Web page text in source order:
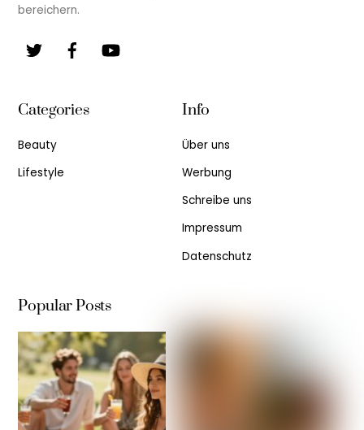
bereichern.
Twitter
Categories
Beauty
Lifestyle
Info
Über uns
Werbung
Schreibe uns
Impressum
Datenschutz
Popular Posts